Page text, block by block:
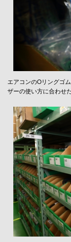
エアコンのOリングゴ
ザーの使い方に合わせ